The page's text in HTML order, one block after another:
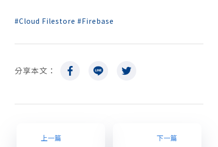
Cloud Filestore Firebase
分享本文：
上一篇
下一篇